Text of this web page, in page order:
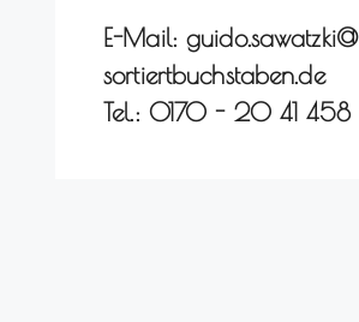
E-Mail: guido.sawatzki@
sortiertbuchstaben.de
Tel.: 0170 - 20 41 458